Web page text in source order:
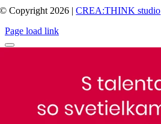
© Copyright 2026 |CREA:THINK studio
Page load link